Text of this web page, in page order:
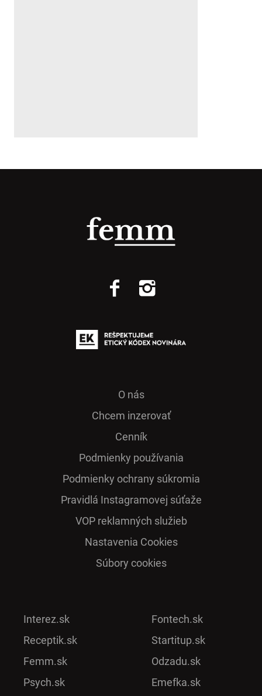
O nás
Chcem inzerovať
Cenník
Podmienky používania
Podmienky ochrany súkromia
Pra­vidlá Ins­ta­gra­mo­vej sú­ťaže
VOP reklamných služieb
Nastavenia Cookies
Súbory cookies
Interez.sk
Receptik.sk
Femm.sk
Psych.sk
Fontech.sk
Startitup.sk
Odzadu.sk
Emefka.sk